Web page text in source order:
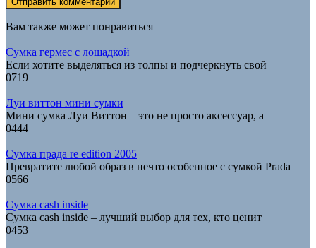
Вам также может понравиться
Сумка гермес с лошадкой
Если хотите выделяться из толпы и подчеркнуть свой
0719
Луи виттон мини сумки
Мини сумка Луи Виттон – это не просто аксессуар, а
0444
Сумка прада re edition 2005
Превратите любой образ в нечто особенное с сумкой Prada
0566
Сумка cash inside
Сумка cash inside – лучший выбор для тех, кто ценит
0453